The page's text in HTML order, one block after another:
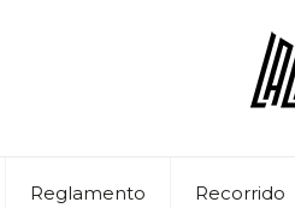
Reglamento Recorrido